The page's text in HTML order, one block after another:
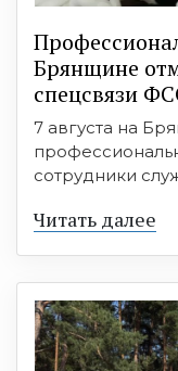
Брянщине
спецсвязи
7 августа на
сотрудники
Читать далее